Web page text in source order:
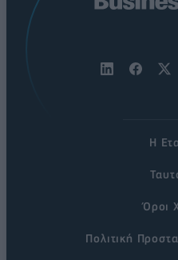
Η
Όροι
Πολιτική